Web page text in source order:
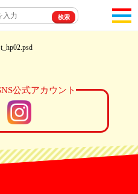
公式アカウント